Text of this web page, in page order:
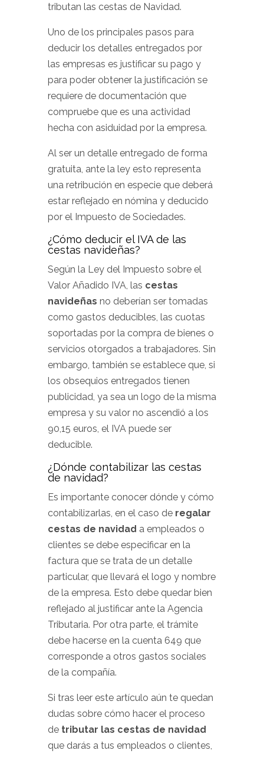
tributan las cestas de Navidad.
Uno de los principales pasos para
deducir los detalles entregados por
las empresas es justificar su pago y
para poder obtener la justificación se
requiere de documentación que
compruebe que es una actividad
hecha con asiduidad por la empresa.
Al ser un detalle entregado de forma
gratuita, ante la ley esto representa
una retribución en especie que deberá
estar reflejado en nómina y deducido
por el Impuesto de Sociedades.
¿Cómo deducir el IVA de las
cestas navideñas?
Según la Ley del Impuesto sobre el
Valor Añadido IVA, las cestas
navideñas no deberían ser tomadas
como gastos deducibles, las cuotas
soportadas por la compra de bienes o
servicios otorgados a trabajadores. Sin
embargo, también se establece que, si
los obsequios entregados tienen
publicidad, ya sea un logo de la misma
empresa y su valor no ascendió a los
90,15 euros, el IVA puede ser
deducible.
¿Dónde contabilizar las cestas
de navidad?
Es importante conocer dónde y cómo
contabilizarlas, en el caso de regalar
cestas de navidad a empleados o
clientes se debe especificar en la
factura que se trata de un detalle
particular, que llevará el logo y nombre
de la empresa. Esto debe quedar bien
reflejado al justificar ante la Agencia
Tributaria. Por otra parte, el trámite
debe hacerse en la cuenta 649 que
corresponde a otros gastos sociales
de la compañía.
Si tras leer este artículo aún te quedan
dudas sobre cómo hacer el proceso
detributar las cestas de navidad
que darás a tus empleados o clientes,